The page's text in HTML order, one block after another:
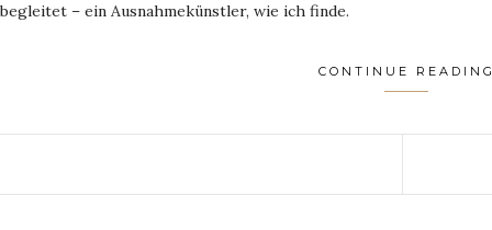
begleitet – ein Ausnahmekünstler, wie ich finde.
CONTINUE